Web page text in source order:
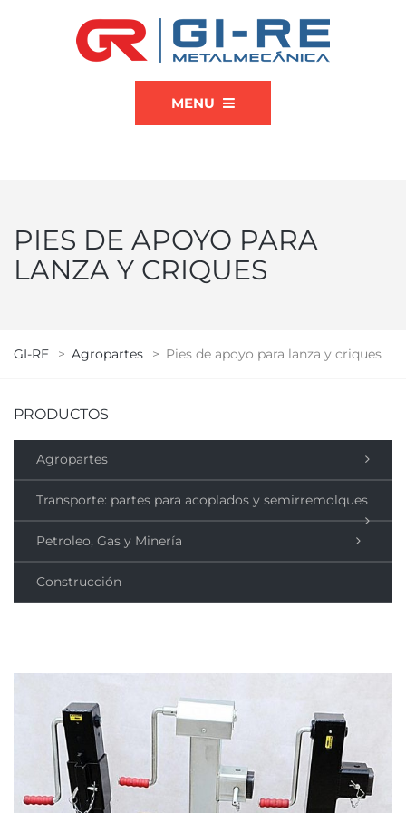
MENU
PIES DE APOYO PARA
LANZA Y CRIQUES
GI-RE > Agropartes > Pies de apoyo para lanza y criques
PRODUCTOS
Agropartes
Transporte: partes para acoplados y semirremolques
Petroleo, Gas y Minería
Construcción